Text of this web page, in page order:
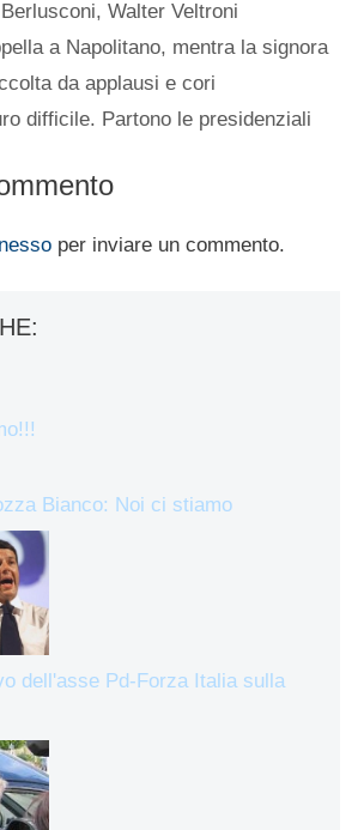
, Walter Veltroni
a Napolitano, mentra la signora
da applausi e cori
difficile. Partono le presidenziali
per inviare un commento.
Bianco: Noi ci stiamo
dell'asse Pd-Forza Italia sulla